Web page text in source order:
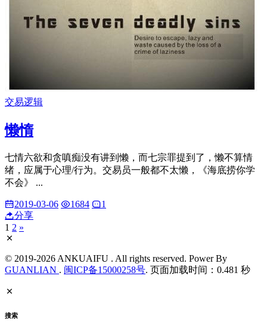
交易逻辑
懒惰
七情六欲和贪嗔痴没有讲到懒，而七宗罪提到了，懒不算情
绪，应属于心理/行为。交易员一般都不太懒，《海底捞你学
不会》 ...
2019-03-06 1684
1
分享
1 2 »
© 2019-2026 ANKUAIFU . All rights reserved. Power By
GUANLIAN . 闽ICP备15000258号. 页面加载时间：0.481 秒
搜索